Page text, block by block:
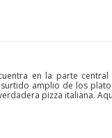
en la parte
amplio de los
pizza italiana.